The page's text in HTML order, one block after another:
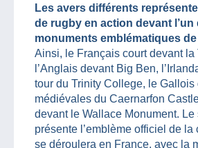
Les avers différents
de rugby en action devant l’un
monuments emblématiques
Ainsi, le Français court devant la
l’Anglais devant Big Ben,
tour du Trinity College, le Gallois
médiévales du Caernarfon
devant le Wallace Monument.
présente l’emblème officiel de la
se déroulera en France, avec la